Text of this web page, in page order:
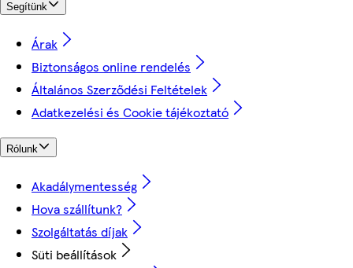
Segítünk
Árak
Biztonságos online rendelés
Általános Szerződési Feltételek
Adatkezelési és Cookie tájékoztató
Rólunk
Akadálymentesség
Hova szállítunk?
Szolgáltatás díjak
Süti beállítások